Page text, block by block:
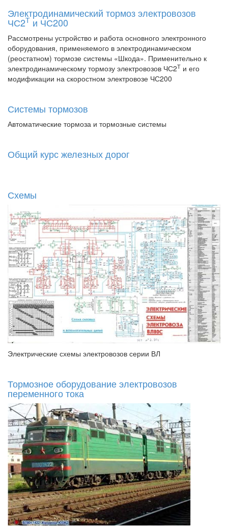
Электродинамический тормоз электровозов
ЧС2Т и ЧС200
Рассмотрены устройство и работа основного электронного
оборудования, применяемого в электродинамическом
(реостатном) тормозе системы «Шкода». Применительно к
электродинамическому тормозу электровозов ЧС2Т и его
модификации на скоростном электровозе ЧС200
Системы тормозов
Автоматические тормоза и тормозные системы
Общий курс железных дорог
Схемы
Электрические схемы электровозов серии ВЛ
Тормозное оборудование электровозов
переменного тока